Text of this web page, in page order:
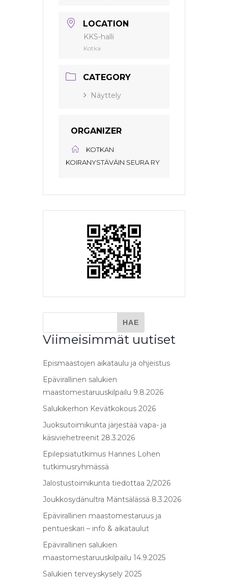
LOCATION
KKS-halli
Kotka
CATEGORY
Näyttely
ORGANIZER
KOTKAN
KOIRANYSTÄVÄIN SEURA RY
Viimeisimmät uutiset
Epismaastojen aikataulu ja ohjeistus
Epävirallinen salukien
maastomestaruuskilpailu 9.8.2026
Salukikerhon Kevätkokous 2026
Juoksutoimikunta järjestää vapa- ja
käsiviehetreenit 28.3.2026
Epilepsiatutkimus Hannes Lohen
tutkimusryhmässä
Jalostustoimikunta tiedottaa 2/2026
Joukkosydänultra Mäntsälässä 8.3.2026
Epävirallinen maastomestaruus ja
pentueskari – info & aikataulut
Epävirallinen salukien
maastomestaruuskilpailu 14.9.2025
Salukien terveyskysely 2025